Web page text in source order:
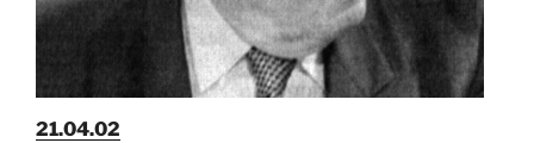
21.04.02